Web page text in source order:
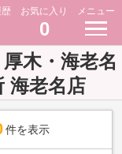
お気に入り
0
メニュー
木・海老名
海老名店
件を表示